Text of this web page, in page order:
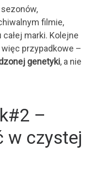
filmie,
marki. Kolejne
przypadkowe –
genetyki, a nie
–
w czystej